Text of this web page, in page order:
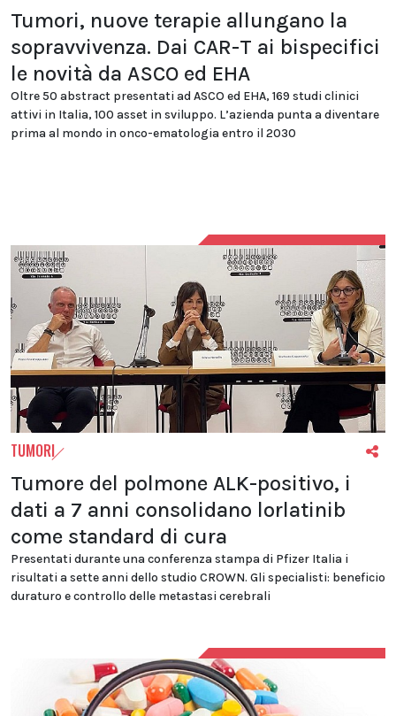
Tumori, nuove terapie allungano la
sopravvivenza. Dai CAR-T ai bispecifici
le novità da ASCO ed EHA
Oltre 50 abstract presentati ad ASCO ed EHA, 169 studi clinici
attivi in Italia, 100 asset in sviluppo. L’azienda punta a diventare
prima al mondo in onco-ematologia entro il 2030
TUMORI
Tumore del polmone ALK-positivo, i
dati a 7 anni consolidano lorlatinib
come standard di cura
Presentati durante una conferenza stampa di Pfizer Italia i
risultati a sette anni dello studio CROWN. Gli specialisti: beneficio
duraturo e controllo delle metastasi cerebrali